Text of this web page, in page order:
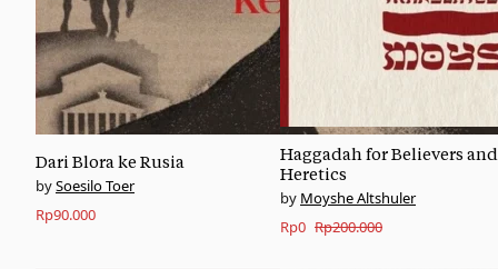
Dari Blora ke Rusia
Soesilo Toer
Rp90.000
Haggadah for Believers and
Heretics
Moyshe Altshuler
Rp200.000
Original
Rp0
Current